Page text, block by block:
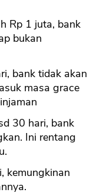
Rp 1 juta, bank
bukan
bank tidak akan
masa grace
30 hari, bank
Ini rentang
kemungkinan